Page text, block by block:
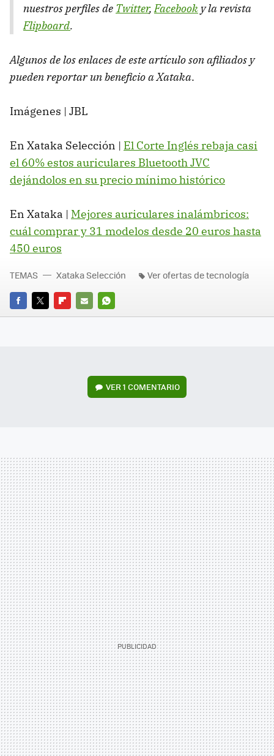
nuestros perfiles de Twitter,Facebook y la revista
Flipboard.
Algunos de los enlaces de este artículo son afiliados y
pueden reportar un beneficio a Xataka.
Imágenes | JBL
En Xataka Selección | El Corte Inglés rebaja casi
el 60% estos auriculares Bluetooth JVC
dejándolos en su precio mínimo histórico
En Xataka | Mejores auriculares inalámbricos:
cuál comprar y 31 modelos desde 20 euros hasta
450 euros
FACEBOOK
TWITTERFLIPBOARD
E-
WHATSAPP
TEMAS Xataka Selección Ver ofertas de tecnología
VER1 COMENTARIO